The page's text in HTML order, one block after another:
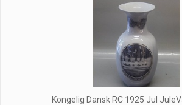
Kongelig Dansk RC 1925 Jul